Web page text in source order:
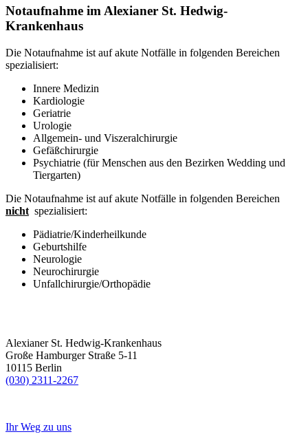
Notaufnahme im Alexianer St. Hedwig-
Krankenhaus
Die Notaufnahme ist auf akute Notfälle in folgenden Bereichen
spezialisiert:
Innere Medizin
Kardiologie
Geriatrie
Urologie
Allgemein- und Viszeralchirurgie
Gefäßchirurgie
Psychiatrie (für Menschen aus den Bezirken Wedding und
Tiergarten)
Die Notaufnahme ist auf akute Notfälle in folgenden Bereichen
nicht spezialisiert:
Pädiatrie/Kinderheilkunde
Geburtshilfe
Neurologie
Neurochirurgie
Unfallchirurgie/Orthopädie
Alexianer St. Hedwig-Krankenhaus
Große Hamburger Straße 5-11
10115 Berlin
(030) 2311-2267
Ihr Weg zu uns